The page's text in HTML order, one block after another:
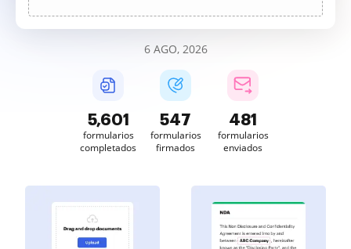
6 AGO, 2026
5,602
formularios
completados
547
formularios
firmados
481
formularios
enviados